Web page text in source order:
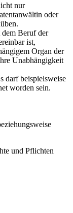
nur
oder
dem Beruf der
ist,
Organ der
Unabhängigkeit
darf beispielsweise
worden sein.
und Pflichten